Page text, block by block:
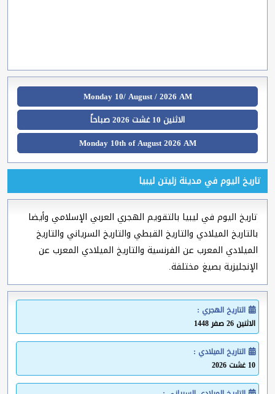
Monday 10/ August / 2026 AM
الاثنين 10 غشت 2026 صباحاً
Monday 10th of August 2026 AM
تاريخ اليوم في مدينة زليتن ليبيا
تاريخ اليوم في ليبيا بالتقويم الهجري العربي الإسلامي وأيضا
بالتاريخ الميلادي والتاريخ القبطي والتاريخ السرياني والتاريخ
الميلادي المعرب عن الفرنسية والتاريخ الميلادي المعرب عن
الإنجليزية بصيغ مختلفة.
التاريخ الهجري :
الاثنين 26 صفر 1448
التاريخ الميلادي :
10 غشت 2026